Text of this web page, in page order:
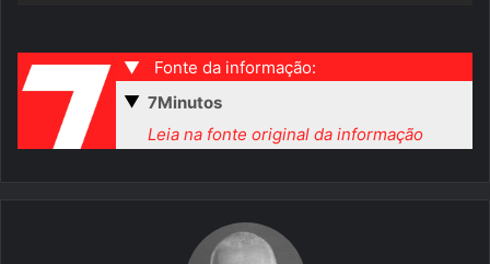
▼
Fonte da informação:
▼ 7Minutos
Leia na fonte original da informação